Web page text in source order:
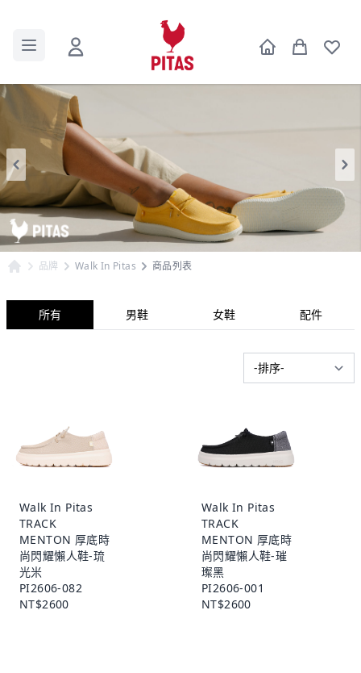
品牌 Walk In Pitas 商品列表
所有 男鞋 女鞋 配件
Walk In Pitas
TRACK
MENTON 厚底時
尚閃耀懶人鞋-琉
光米
PI2606-082
NT$2600
Walk In Pitas
TRACK
MENTON 厚底時
尚閃耀懶人鞋-璀
璨黑
PI2606-001
NT$2600